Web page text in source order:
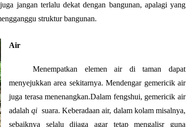
jangan terlalu dekat dengan bangunan, apalagi yang
struktur bangunan.
Air
Menempatkan elemen air di taman dapat
menyejukkan area sekitarnya. Mendengar gemericik air
juga terasa menenangkan.Dalam fengshui, gemericik air
adalah qi suara. Keberadaan air, dalam kolam misalnya,
sebaiknya selalu dijaga agar tetap mengalisr guna